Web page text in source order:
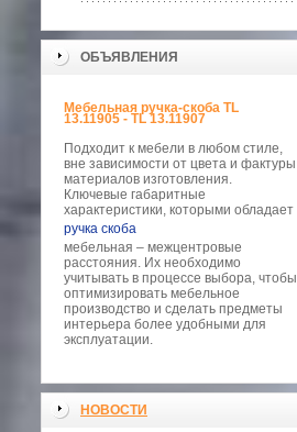
ОБЪЯВЛЕНИЯ
Мебельная ручка-скоба TL
13.11905 - TL 13.11907
Подходит к мебели в любом стиле,
вне зависимости от цвета и фактуры
материалов изготовления.
Ключевые габаритные
характеристики, которыми обладает
ручка скоба
мебельная – межцентровые
расстояния. Их необходимо
учитывать в процессе выбора, чтобы
оптимизировать мебельное
производство и сделать предметы
интерьера более удобными для
эксплуатации.
НОВОСТИ